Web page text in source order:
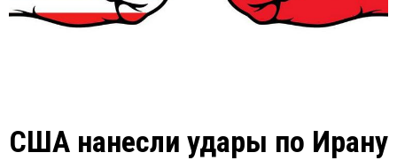
США нанесли удары по Ирану